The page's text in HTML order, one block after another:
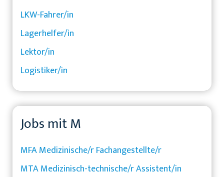
LKW-Fahrer/in
Lagerhelfer/in
Lektor/in
Logistiker/in
Jobs mit M
MFA Medizinische/r Fachangestellte/r
MTA Medizinisch-technische/r Assistent/in